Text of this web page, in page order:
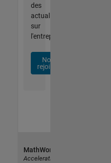
des
actualités
sur
l'entreprise.
Nous
rejoindre
MathWorks
Accelerating